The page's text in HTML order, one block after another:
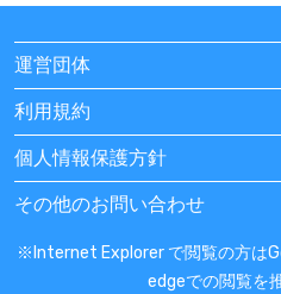
運営団体
利用規約
個人情報保護方針
その他のお問い合わせ
※Internet Explorer で閲覧の方は
edgeでの閲覧を